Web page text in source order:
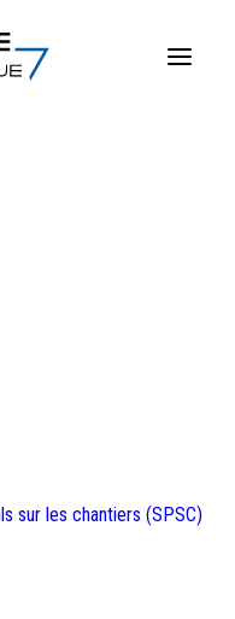
sur les chantiers (SPSC)
d'eau
géotechnique et à
actif dans
des cours d’eau.